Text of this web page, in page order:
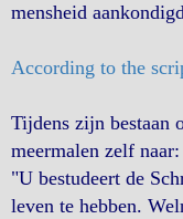
mensheid
According to the
Tijdens zijn bestaan
meermalen zelf naar:
"U bestudeert de
leven te hebben.